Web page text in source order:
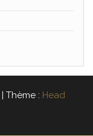
| Thème : Head